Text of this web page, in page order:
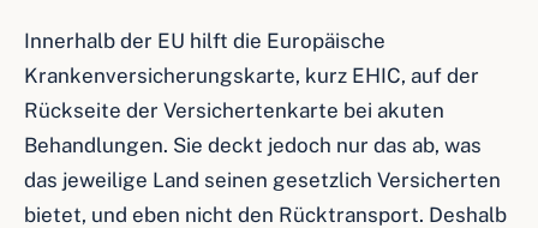
Innerhalb der EU hilft die Europäische
Krankenversicherungskarte, kurz EHIC, auf der
Rückseite der Versichertenkarte bei akuten
Behandlungen. Sie deckt jedoch nur das ab, was
das jeweilige Land seinen gesetzlich Versicherten
bietet, und eben nicht den Rücktransport. Deshalb